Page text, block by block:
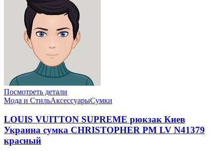
Посмотреть детали
Мода и СтильАксессуарыСумки
LOUIS VUITTON SUPREME рюкзак Киев
Украина сумка CHRISTOPHER PM LV N41379
красный